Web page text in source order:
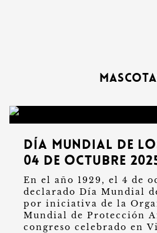
Día mundial de
04 de octubre
En el año 1929, el 4 de
declarado Día Mundial
por iniciativa de la
Mundial de Protección
congreso celebrado en